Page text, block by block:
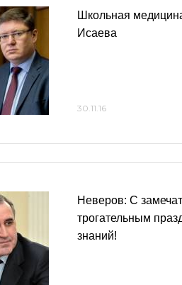
Школьная
Исаева
30.11.16
Неверов: С
трогательным
знаний!